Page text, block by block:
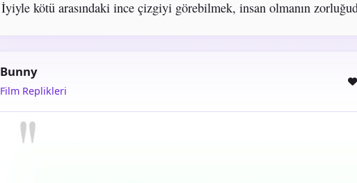
İyiyle kötü arasındaki ince çizgiyi görebilmek, insan olmanın
Bunny
Film Replikleri